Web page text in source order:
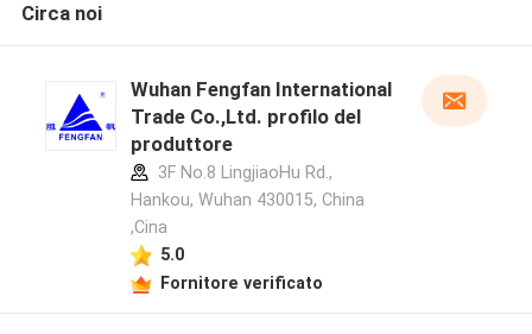
Circa noi
Wuhan Fengfan International
Trade Co.,Ltd. profilo del
produttore
3F No.8 LingjiaoHu Rd.,
Hankou, Wuhan 430015, China
,Cina
5.0
Fornitore verificato